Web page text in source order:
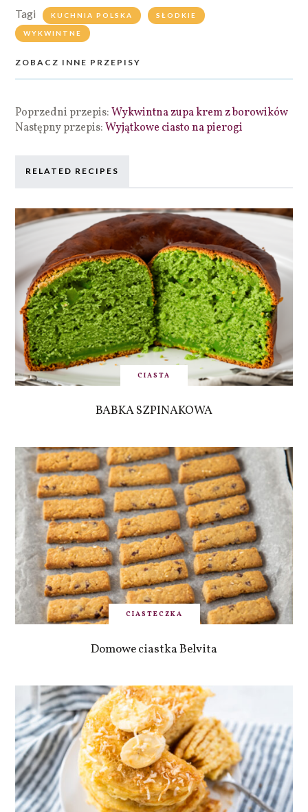
Tagi KUCHNIA POLSKA SŁODKIE
WYKWINTNE
ZOBACZ INNE PRZEPISY
Poprzedni przepis:Wykwintna zupa krem z borowików
Następny przepis:Wyjątkowe ciasto na pierogi
RELATED RECIPES
CIASTA
BABKA SZPINAKOWA
CIASTECZKA
Domowe ciastka Belvita